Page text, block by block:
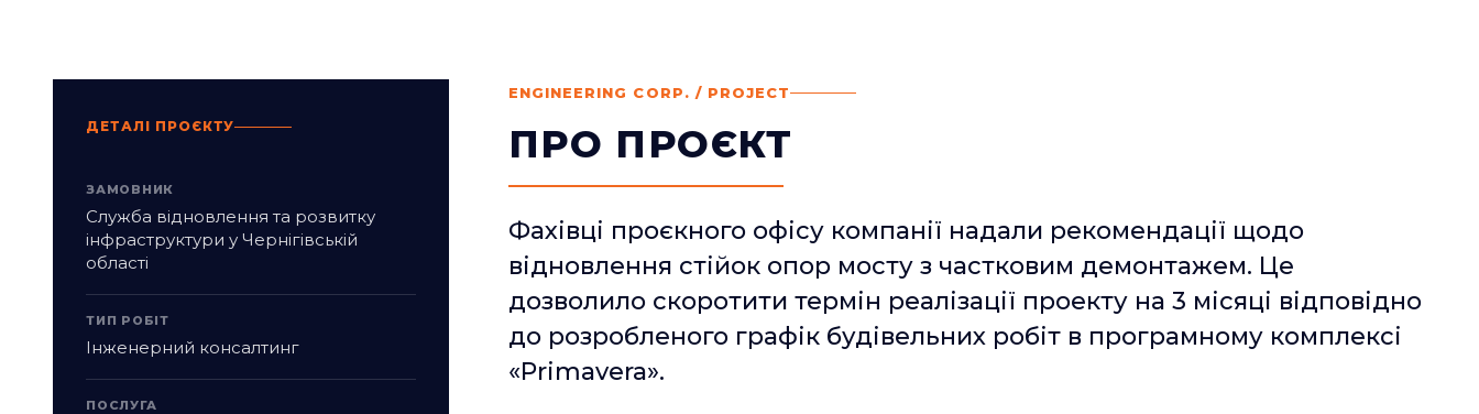
ДЕТАЛІ ПРОЄКТУ
ЗАМОВНИК
Служба відновлення та розвитку
інфраструктури у Чернігівській
області
ТИП РОБІТ
Інженерний консалтинг
ПОСЛУГА
ENGINEERING CORP. / PROJECT
ПРО ПРОЄКТ
Фахівці проєкного офісу компанії надали рекомендації щодо
відновлення стійок опор мосту з частковим демонтажем. Це
дозволило скоротити термін реалізації проекту на 3 місяці відповідно
до розробленого графік будівельних робіт в програмному комплексі
«Primavera».